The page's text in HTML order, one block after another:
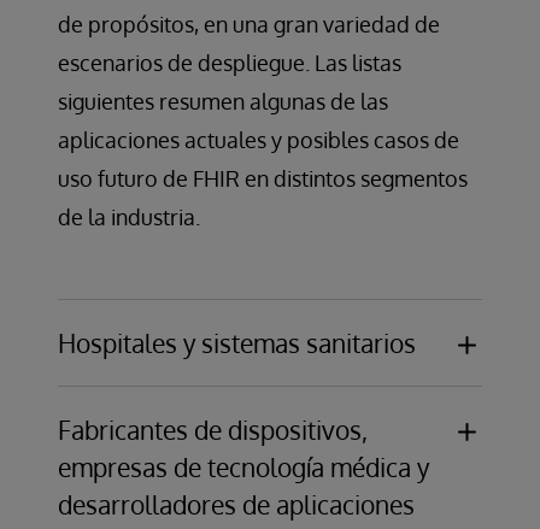
de propósitos, en una gran variedad de
escenarios de despliegue. Las listas
siguientes resumen algunas de las
aplicaciones actuales y posibles casos de
uso futuro de FHIR en distintos segmentos
de la industria.
Hospitales y sistemas sanitarios
Caso práctico:API de acceso de pacientes
Oportunidad:Cumplir la norma CMS-9115-F
de interoperabilidad y acceso de pacientes de
los Centros de Servicios de Medicare y
Medicaid de EE.UU., que exige a los
Fabricantes de dispositivos,
empresas de tecnología médica y
desarrolladores de aplicaciones